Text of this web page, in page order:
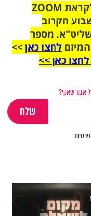
הצטרפו לקבוצת הוואטסאפ לקראת ZOOM
הקרוב
מספר
לחצו כאן>>
כאן >>
אבנר שאקי?